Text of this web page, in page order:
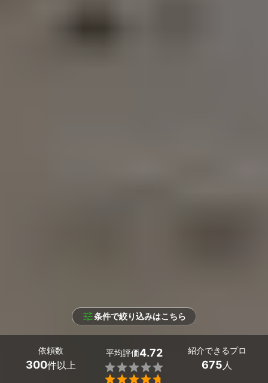
条件で絞り込みはこちら
依頼数
300件以上
平均評価4.72


紹介できるプロ
675人